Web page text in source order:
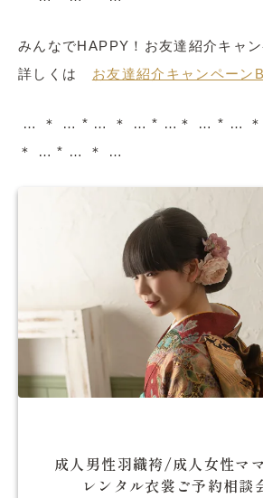
みんなでHAPPY！お友達紹介キャ
詳しくは
お友達紹介キャンペーン
… ＊ … * … ＊ … * …＊ … * …
＊ … * … ＊ …
成人男性羽織袴/成人女性ママ
レンタル衣裳ご予約相談